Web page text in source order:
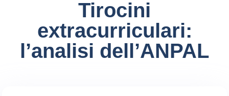
Tirocini
extracurriculari:
l’analisi dell’ANPAL